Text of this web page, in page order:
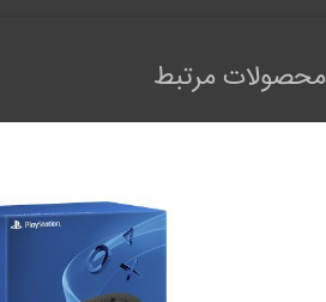
محصولات مرتبط